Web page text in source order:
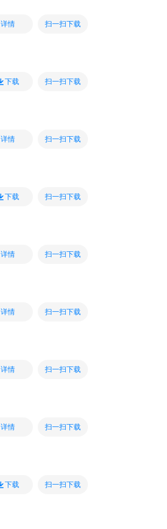
详情 扫一扫下载
下载 扫一扫下载
详情 扫一扫下载
下载 扫一扫下载
详情 扫一扫下载
详情 扫一扫下载
详情 扫一扫下载
详情 扫一扫下载
下载 扫一扫下载